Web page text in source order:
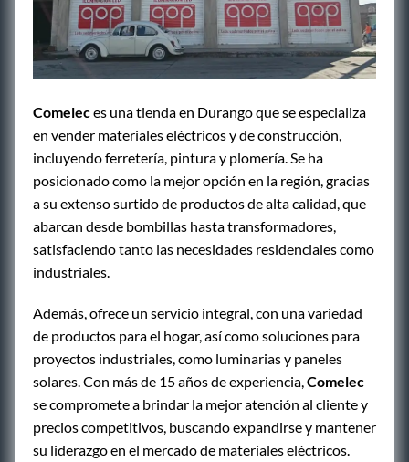
Comeleces una tienda en Durango que se especializa
en vender materiales eléctricos y de construcción,
incluyendo ferretería, pintura y plomería. Se ha
posicionado como la mejor opción en la región, gracias
a su extenso surtido de productos de alta calidad, que
abarcan desde bombillas hasta transformadores,
satisfaciendo tanto las necesidades residenciales como
industriales.
Además, ofrece un servicio integral, con una variedad
de productos para el hogar, así como soluciones para
proyectos industriales, como luminarias y paneles
solares. Con más de 15 años de experiencia, Comelec
se compromete a brindar la mejor atención al cliente y
precios competitivos, buscando expandirse y mantener
su liderazgo en el mercado de materiales eléctricos.